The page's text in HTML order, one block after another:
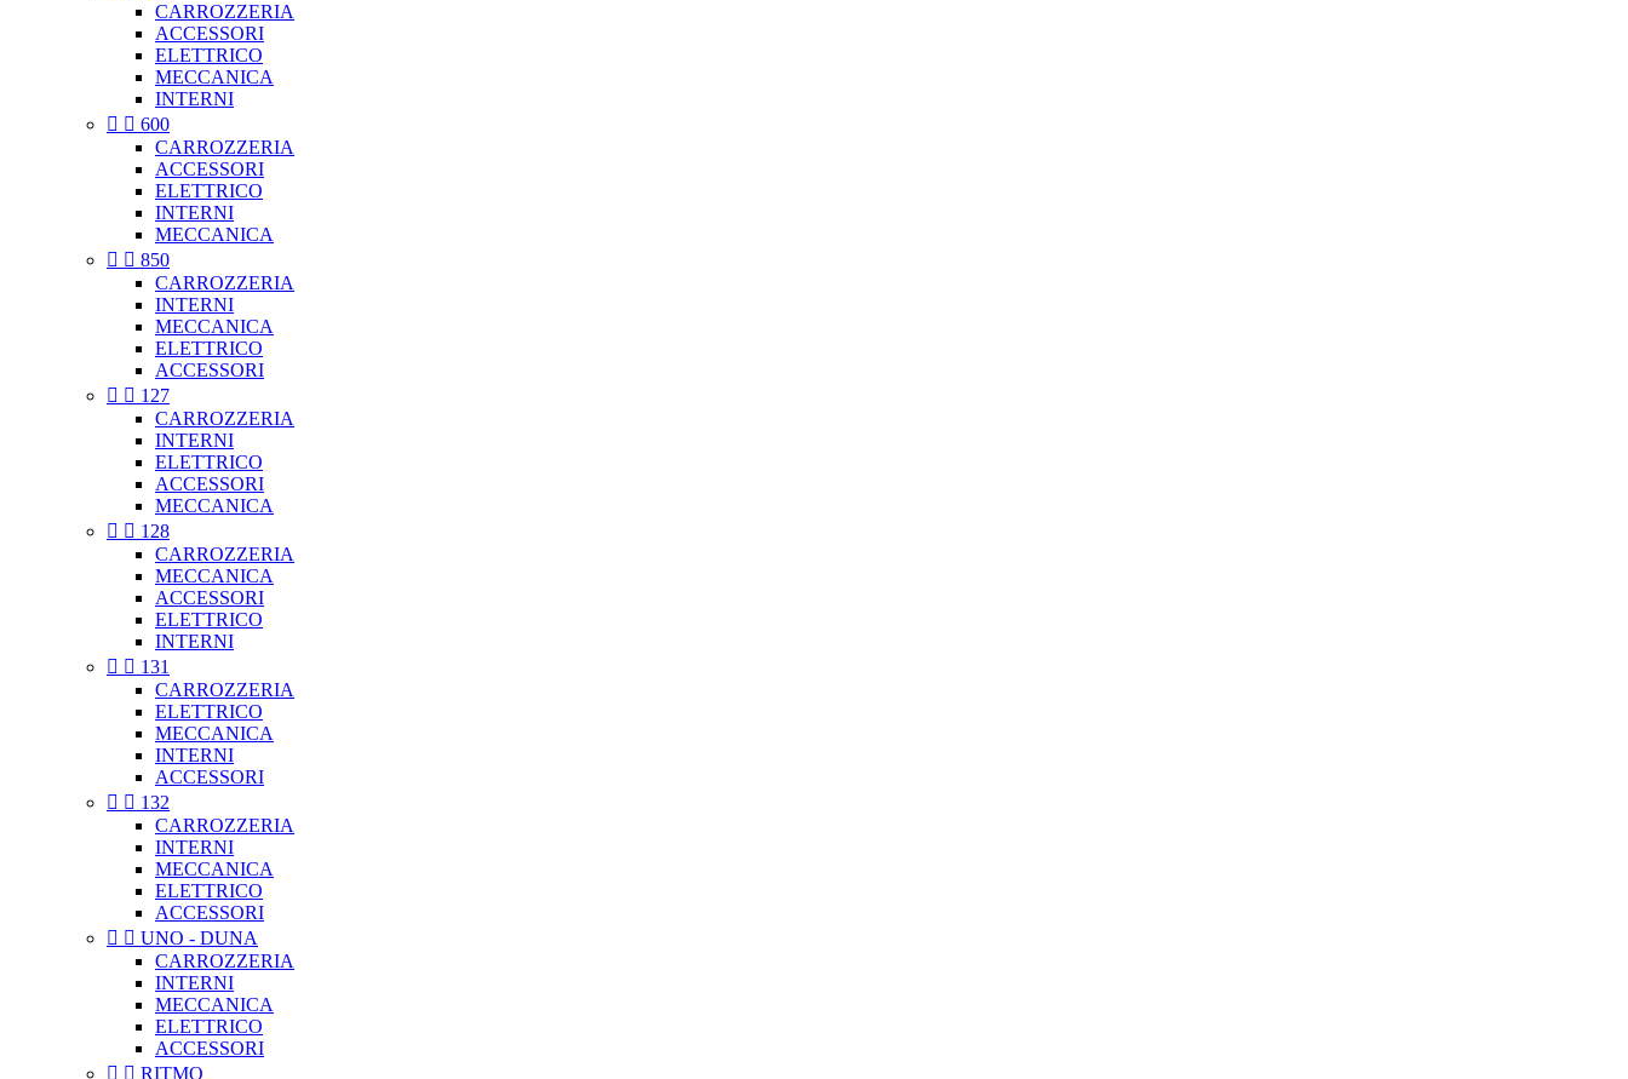
CARROZZERIA
ACCESSORI
ELETTRICO
MECCANICA
INTERNI
  600
CARROZZERIA
ACCESSORI
ELETTRICO
INTERNI
MECCANICA
  850
CARROZZERIA
INTERNI
MECCANICA
ELETTRICO
ACCESSORI
  127
CARROZZERIA
INTERNI
ELETTRICO
ACCESSORI
MECCANICA
  128
CARROZZERIA
MECCANICA
ACCESSORI
ELETTRICO
INTERNI
  131
CARROZZERIA
ELETTRICO
MECCANICA
INTERNI
ACCESSORI
  132
CARROZZERIA
INTERNI
MECCANICA
ELETTRICO
ACCESSORI
  UNO - DUNA
CARROZZERIA
INTERNI
MECCANICA
ELETTRICO
ACCESSORI
  RITMO